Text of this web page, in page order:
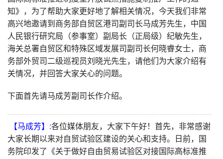
知》，为了帮助大家更好地了解相关情况，今天我们非常
高兴地邀请到商务部自贸区港司副司长马成芳先生，中国
人民银行研究局（参事室）副局长（正局级）纪敏先生，
海关总署自贸区和特殊区域发展司副司长何晓睿女士，商
务部外贸司二级巡视员刘晓光先生，请他们为大家介绍有
关情况，并回答大家关心的问题。
下面首先请马成芳副司长作介绍。
【马成芳】:各位媒体朋友，大家下午好！首先，非常感谢
大家长期以来对自贸试验区建设的关心和支持。日前，国
务院印发了《关于做好自由贸易试验区对接国际高标准推